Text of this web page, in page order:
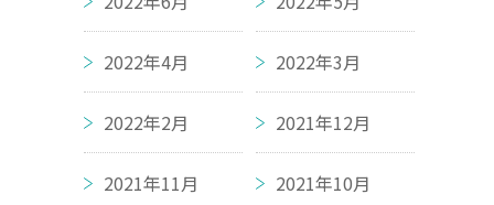
2022年4月 2022年3月
2022年2月 2021年12月
2021年11月 2021年10月